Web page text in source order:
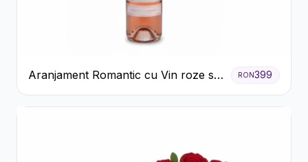
Aranjament Romantic cu Vin roze si
Flori pastel
RON399